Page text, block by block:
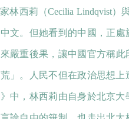
林西莉（Cecilia Lindqvist）
文。但她看到的中國，正
嚴重後果，讓中國官方稱
」。人民不但在政治思想
中，林西莉由自身於北京